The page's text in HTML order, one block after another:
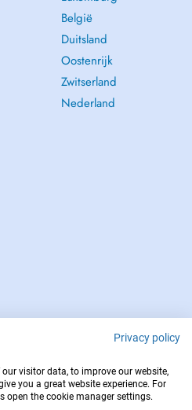
België
Duitsland
Oostenrijk
Zwitserland
Nederland
CONTACT OP MET : 144
Privacy policy
visitor data, to improve our website,
you a great website experience. For
open the cookie manager settings.